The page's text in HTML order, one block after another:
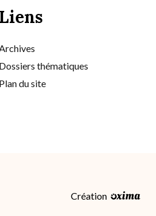
Liens
Dossiers thématiques
Plan du site
Création